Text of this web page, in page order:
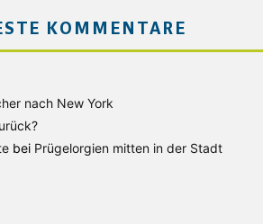
KOMMENTARE
nach New York
bei Prügelorgien mitten in der Stadt